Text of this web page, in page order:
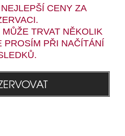
CENY ZA
TRVAT NĚKOLIK
PROSÍM PŘI NAČÍTÁNÍ